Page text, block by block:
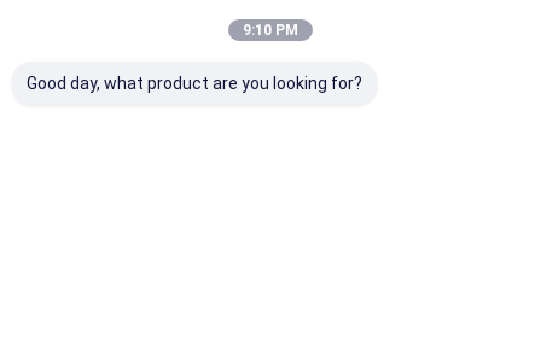
9:10 PM
Good day, what product are you looking for?